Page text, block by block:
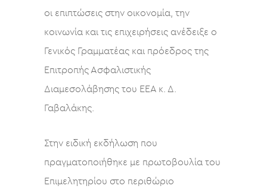
οι επιπτώσεις στην οικονομία, την
κοινωνία και τις επιχειρήσεις ανέδειξε ο
Γενικός Γραμματέας και πρόεδρος της
Επιτροπής Ασφαλιστικής
Διαμεσολάβησης του ΕΕΑ κ. Δ.
Γαβαλάκης.
Στην ειδική εκδήλωση που
πραγματοποιήθηκε με πρωτοβουλία του
Επιμελητηρίου στο περιθώριο